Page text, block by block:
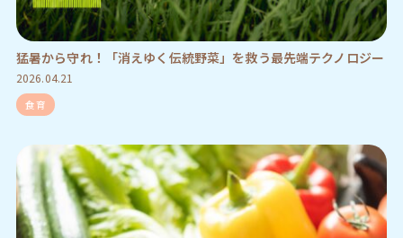
猛暑から守れ！「消えゆく伝統野菜」を救う最先端テクノロジー
2026.04.21
食育